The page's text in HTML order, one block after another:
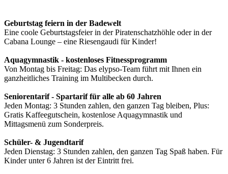
Geburtstag feiern in der Badewelt
Eine coole Geburtstagsfeier in der Piratenschatzhöhle oder in der
Cabana Lounge – eine Riesengaudi für Kinder!
Aquagymnastik - kostenloses Fitnessprogramm
Von Montag bis Freitag: Das elypso-Team führt mit Ihnen ein
ganzheitliches Training im Multibecken durch.
Seniorentarif - Spartarif für alle ab 60 Jahren
Jeden Montag: 3 Stunden zahlen, den ganzen Tag bleiben, Plus:
Gratis Kaffeegutschein, kostenlose Aquagymnastik und
Mittagsmenü zum Sonderpreis.
Schüler- & Jugendtarif
Jeden Dienstag: 3 Stunden zahlen, den ganzen Tag Spaß haben. Für
Kinder unter 6 Jahren ist der Eintritt frei.